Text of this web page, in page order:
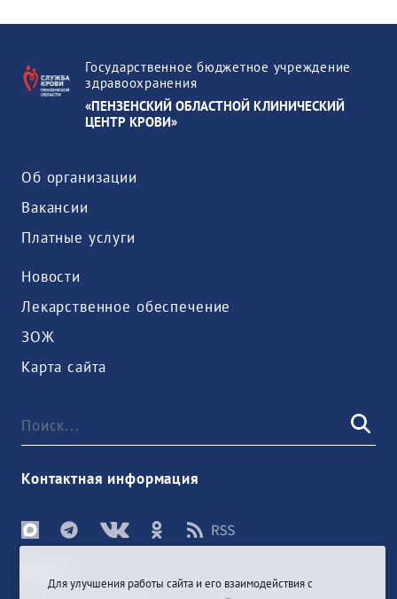
Государственное бюджетное учреждение
здравоохранения
«ПЕНЗЕНСКИЙ ОБЛАСТНОЙ КЛИНИЧЕСКИЙ
ЦЕНТР КРОВИ»
Об организации
Вакансии
Платные услуги
Новости
Лекарственное обеспечение
ЗОЖ
Карта сайта
Контактная информация
Для улучшения работы сайта и его взаимодействия с